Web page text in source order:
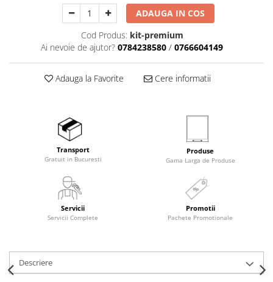
ADAUGA IN COS
Cod Produs: kit-premium
Ai nevoie de ajutor? 0784238580 / 0766604149
Adauga la Favorite Cere informatii
Transport
Gratuit in Bucuresti
Produse
Gama Larga de Produse
Servicii
Servicii Complete
Promotii
Pachete Promotionale
Descriere